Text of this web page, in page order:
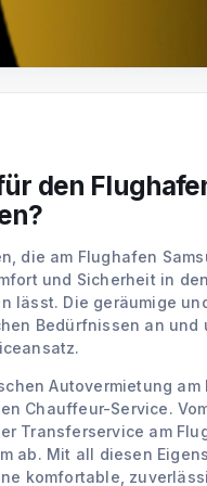
meist 20–30 Minuten
reisen Passagiere mit
Transferservice eine
Transportbedürfnisse
geeignet.
den
die am Flughafen
und Sicherheit in
lässt. Die geräumige
Bedürfnissen an und
Autovermietung
Chauffeur-Service.
Transferservice am
ab. Mit all diesen
komfortable,